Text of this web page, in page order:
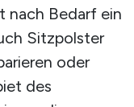
nach Bedarf ein
Sitzpolster
oder
des